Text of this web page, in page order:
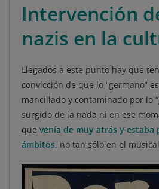
Intervención
nazis en la
Llegados a este punto hay que
convicción de que lo “germano”
mancillado y contaminado por lo
surgido de la nada ni en ese
que venía de muy atrás y
ámbitos, no tan sólo en el